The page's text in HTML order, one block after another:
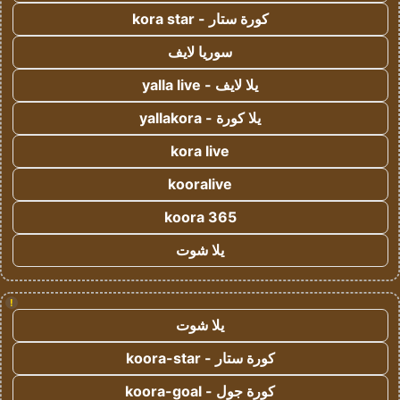
كورة ستار - kora star
سوريا لايف
يلا لايف - yalla live
يلا كورة - yallakora
kora live
kooralive
koora 365
يلا شوت
!
يلا شوت
كورة ستار - koora-star
كورة جول - koora-goal